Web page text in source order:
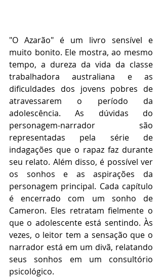
"O Azarão" é um livro sensível e
muito bonito. Ele mostra, ao mesmo
tempo, a dureza da vida da classe
trabalhadora australiana e as
dificuldades dos jovens pobres de
atravessarem o período da
adolescência. As dúvidas do
personagem-narrador são
representadas pela série de
indagações que o rapaz faz durante
seu relato. Além disso, é possível ver
os sonhos e as aspirações da
personagem principal. Cada capítulo
é encerrado com um sonho de
Cameron. Eles retratam fielmente o
que o adolescente está sentindo. Às
vezes, o leitor tem a sensação que o
narrador está em um divã, relatando
seus sonhos em um consultório
psicológico.